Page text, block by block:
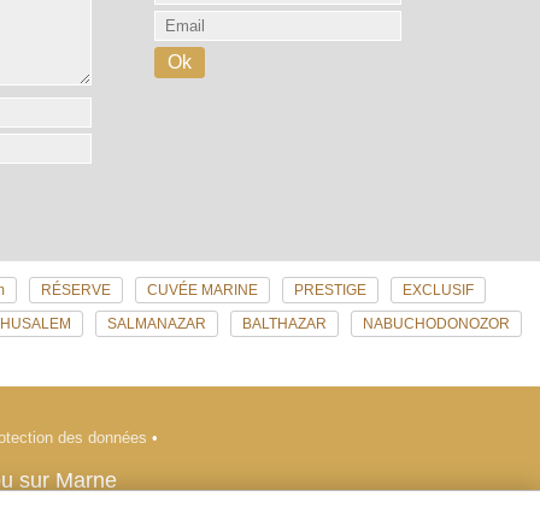
RÉSERVE CUVÉE MARINE PRESTIGE EXCLUSIF
SALMANAZAR BALTHAZAR NABUCHODONOZOR
des données •
sur Marne